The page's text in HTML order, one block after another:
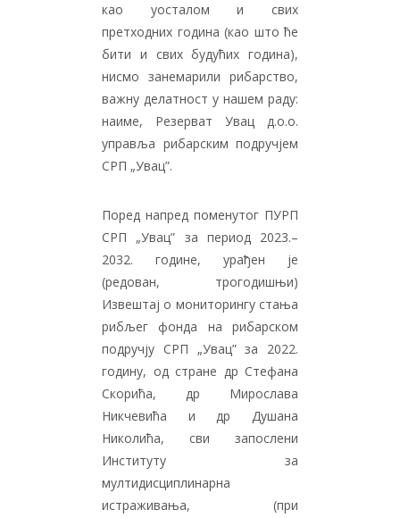
као уосталом и свих
претходних година (као што ће
бити и свих будућих година),
нисмо занемарили рибарство,
важну делатност у нашем раду:
наиме, Резерват Увац д.о.о.
управља рибарским подручјем
СРП „Увац”.
Поред напред поменутог ПУРП
СРП „Увац” за период 2023.–
2032. године, урађен је
(редован, трогодишњи)
Извештај о мониторингу стања
рибљег фонда на рибарском
подручју СРП „Увац” за 2022.
годину, од стране др Стефана
Скорића, др Мирослава
Никчевића и др Душана
Николића, сви запослени
Институту за
мултидисциплинарна
истраживања, (при